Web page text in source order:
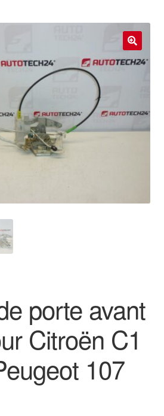
🔍
porte avant
Citroën C1
107